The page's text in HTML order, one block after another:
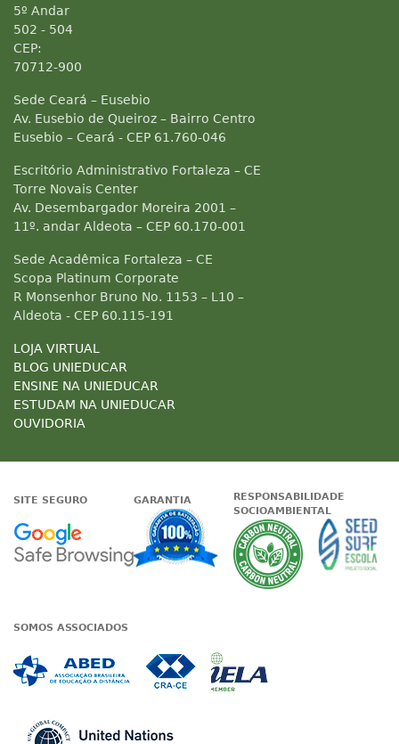
5º Andar
502 - 504
CEP:
70712-900
Sede Ceará – Eusebio
Av. Eusebio de Queiroz – Bairro Centro
Eusebio – Ceará - CEP 61.760-046
Escritório Administrativo Fortaleza – CE
Torre Novais Center
Av. Desembargador Moreira 2001 –
11º. andar Aldeota – CEP 60.170-001
Sede Acadêmica Fortaleza – CE
Scopa Platinum Corporate
R Monsenhor Bruno No. 1153 – L10 –
Aldeota - CEP 60.115-191
LOJA VIRTUAL
BLOG UNIEDUCAR
ENSINE NA UNIEDUCAR
ESTUDAM NA UNIEDUCAR
OUVIDORIA
SITE SEGURO
Google - Status do site no
GARANTIA
Garantia de
RESPONSABILIDADE
SOCIOAMBIENTAL
A
SOMOS ASSOCIADOS